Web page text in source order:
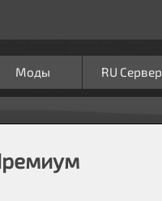
Моды RU Сервер